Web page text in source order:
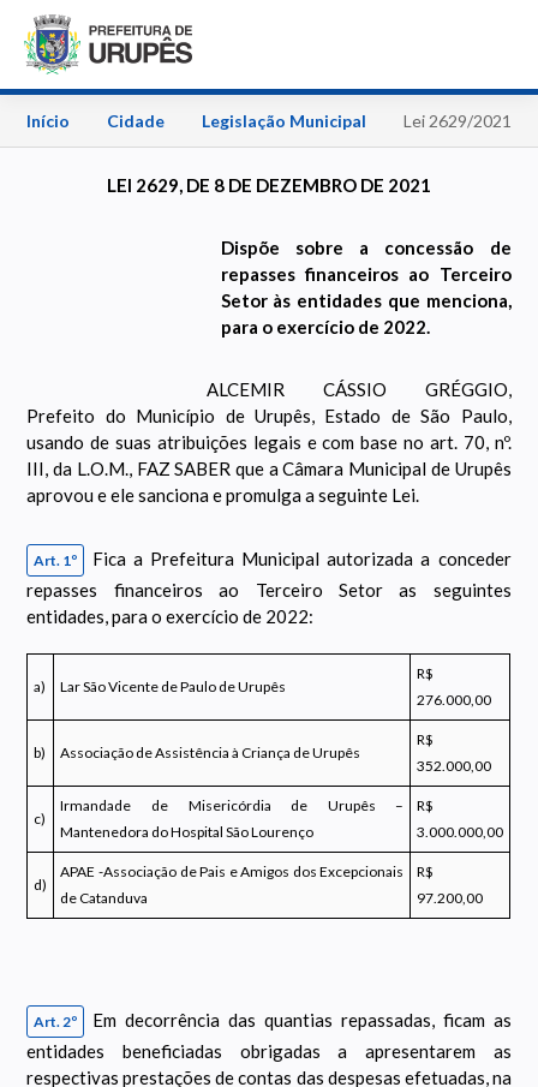
Início Cidade Legislação Municipal Lei 2629/2021
LEI 2629, DE 8 DE DEZEMBRO DE 2021
Dispõe sobre a concessão de
repasses financeiros ao Terceiro
Setor às entidades que menciona,
para o exercício de 2022.
ALCEMIR CÁSSIO GRÉGGIO,
Prefeito do Município de Urupês, Estado de São Paulo,
usando de suas atribuições legais e com base no art. 70, nº.
III, da L.O.M., FAZ SABER que a Câmara Municipal de Urupês
aprovou e ele sanciona e promulga a seguinte Lei.
Art. 1º
Fica a Prefeitura Municipal autorizada a conceder
repasses financeiros ao Terceiro Setor as seguintes
entidades, para o exercício de 2022:
a) Lar São Vicente de Paulo de Urupês
R$
276.000,00
b) Associação de Assistência à Criança de Urupês
R$
352.000,00
c)
Irmandade de Misericórdia de Urupês –
Mantenedora do Hospital São Lourenço
R$
3.000.000,00
d)
APAE -Associação de Pais e Amigos dos Excepcionais
de Catanduva
R$
97.200,00
Art. 2º
Em decorrência das quantias repassadas, ficam as
entidades beneficiadas obrigadas a apresentarem as
respectivas prestações de contas das despesas efetuadas, na